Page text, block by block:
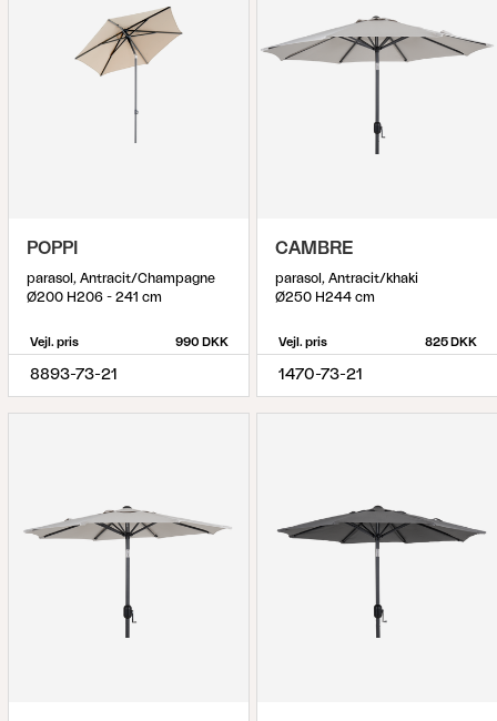
POPPI
parasol, Antracit/Champagne
Ø200 H206 - 241 cm
Vejl. pris 990 DKK
8893-73-21
CAMBRE
parasol, Antracit/khaki
Ø250 H244 cm
Vejl. pris 825 DKK
1470-73-21